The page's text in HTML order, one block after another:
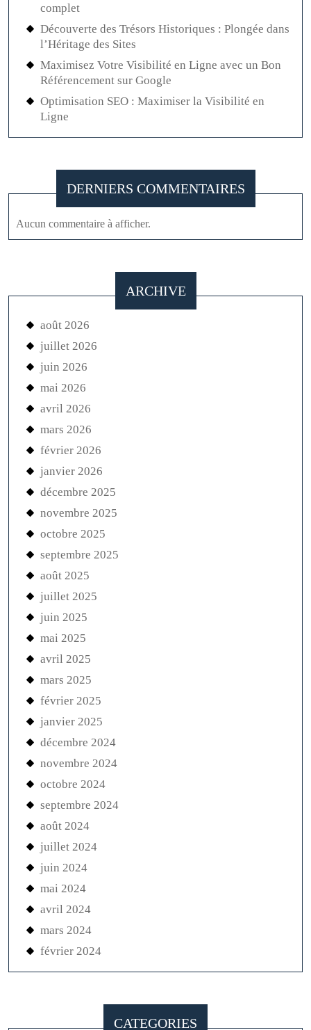
complet
Découverte des Trésors Historiques : Plongée dans
l’Héritage des Sites
Maximisez Votre Visibilité en Ligne avec un Bon
Référencement sur Google
Optimisation SEO : Maximiser la Visibilité en
Ligne
DERNIERS COMMENTAIRES
Aucun commentaire à afficher.
ARCHIVE
août 2026
juillet 2026
juin 2026
mai 2026
avril 2026
mars 2026
février 2026
janvier 2026
décembre 2025
novembre 2025
octobre 2025
septembre 2025
août 2025
juillet 2025
juin 2025
mai 2025
avril 2025
mars 2025
février 2025
janvier 2025
décembre 2024
novembre 2024
octobre 2024
septembre 2024
août 2024
juillet 2024
juin 2024
mai 2024
avril 2024
mars 2024
février 2024
CATEGORIES